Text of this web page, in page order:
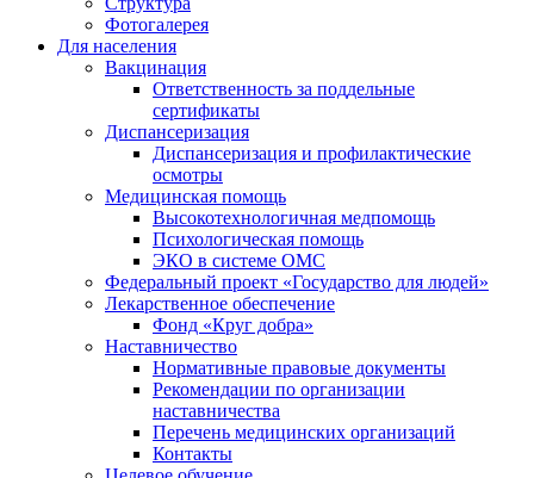
Фотогалерея
Для населения
Вакцинация
Ответственность за поддельные
сертификаты
Диспансеризация
Диспансеризация и профилактические
осмотры
Медицинская помощь
Высокотехнологичная медпомощь
Психологическая помощь
ЭКО в системе ОМС
Федеральный проект «Государство для людей»
Лекарственное обеспечение
Фонд «Круг добра»
Наставничество
Нормативные правовые документы
Рекомендации по организации
наставничества
Перечень медицинских организаций
Контакты